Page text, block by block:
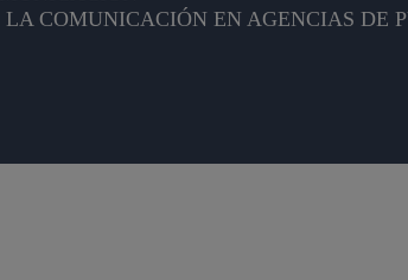
LA COMUNICACIÓN EN AGENCIAS DE